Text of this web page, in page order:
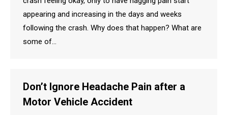
appearing and increasing in the days and weeks
following the crash. Why does that happen? What are
some of…
Don’t Ignore Headache Pain after a
Motor Vehicle Accident